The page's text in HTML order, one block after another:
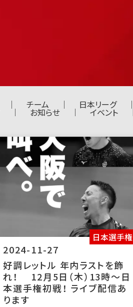
チーム 日本リーグ
お知らせ イベント
日本選手権
2024-11-27
好調レットル 年内ラストを飾
れ！ 12月5日（木）13時～日
本選手権初戦！ ライブ配信あ
ります